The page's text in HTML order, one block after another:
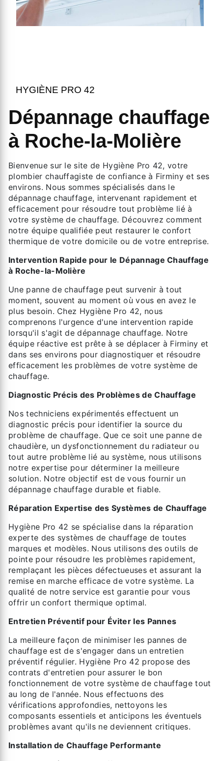
HYGIÈNE PRO 42
Dépannage chauffage
à Roche-la-Molière
Bienvenue sur le site de Hygiène Pro 42, votre
plombier chauffagiste de confiance à Firminy et ses
environs. Nous sommes spécialisés dans le
dépannage chauffage, intervenant rapidement et
efficacement pour résoudre tout problème lié à
votre système de chauffage. Découvrez comment
notre équipe qualifiée peut restaurer le confort
thermique de votre domicile ou de votre entreprise.
Intervention Rapide pour le Dépannage Chauffage
à Roche-la-Molière
Une panne de chauffage peut survenir à tout
moment, souvent au moment où vous en avez le
plus besoin. Chez Hygiène Pro 42, nous
comprenons l'urgence d'une intervention rapide
lorsqu'il s'agit de dépannage chauffage. Notre
équipe réactive est prête à se déplacer à Firminy et
dans ses environs pour diagnostiquer et résoudre
efficacement les problèmes de votre système de
chauffage.
Diagnostic Précis des Problèmes de Chauffage
Nos techniciens expérimentés effectuent un
diagnostic précis pour identifier la source du
problème de chauffage. Que ce soit une panne de
chaudière, un dysfonctionnement du radiateur ou
tout autre problème lié au système, nous utilisons
notre expertise pour déterminer la meilleure
solution. Notre objectif est de vous fournir un
dépannage chauffage durable et fiable.
Réparation Expertise des Systèmes de Chauffage
Hygiène Pro 42 se spécialise dans la réparation
experte des systèmes de chauffage de toutes
marques et modèles. Nous utilisons des outils de
pointe pour résoudre les problèmes rapidement,
remplaçant les pièces défectueuses et assurant la
remise en marche efficace de votre système. La
qualité de notre service est garantie pour vous
offrir un confort thermique optimal.
Entretien Préventif pour Éviter les Pannes
La meilleure façon de minimiser les pannes de
chauffage est de s'engager dans un entretien
préventif régulier. Hygiène Pro 42 propose des
contrats d'entretien pour assurer le bon
fonctionnement de votre système de chauffage tout
au long de l'année. Nous effectuons des
vérifications approfondies, nettoyons les
composants essentiels et anticipons les éventuels
problèmes avant qu'ils ne deviennent critiques.
Installation de Chauffage Performante